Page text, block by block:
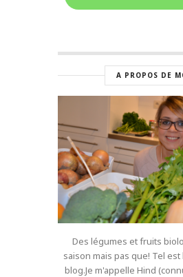
A PROPOS DE
Des légumes et fruits
saison mais pas que! Tel est
blog.Je m'appelle Hind